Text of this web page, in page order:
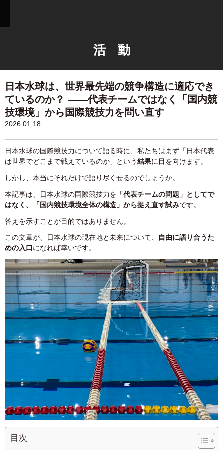
活 動
日本水球は、世界最先端の競争構造に適応でき
ているのか？ ――代表チームではなく「国内競
技環境」から国際競技力を問い直す
2026.01.18
日本水球の国際競技力について語る時に、私たちはまず「日本代表
は世界でどこまで戦えているのか」という結果に目を向けます。
しかし、本当にそれだけで語り尽くせるのでしょうか。
本記事は、日本水球の国際競技力を 「代表チームの問題」としてで
はなく、
「国内競技環境全体の構造」から捉え直す試みです。
答えを示すことが目的ではありません。
この文章が、日本水球の現在地と未来について、
自由に語り合うた
めの入口になれば幸いです。
目次